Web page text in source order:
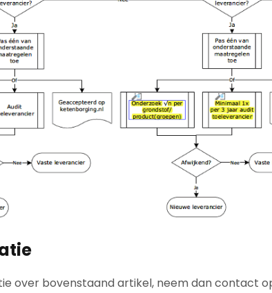
over bovenstaand artikel, neem dan contact